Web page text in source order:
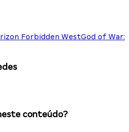
Forbidden WestGod of War:
conteúdo?